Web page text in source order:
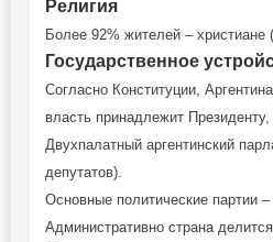
Религия
Более 92% жителей – христиане
Государственное
Согласно Конституции,
власть принадлежит
Двухпалатный аргентинский
депутатов).
Основные политические партии
Административно страна